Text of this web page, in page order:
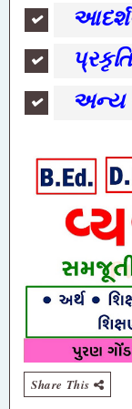
અન્ય
Share This